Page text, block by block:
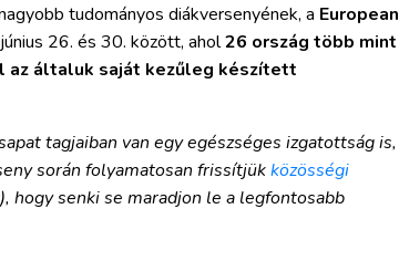
tudományos diákversenyének, a European
26. és 30. között, ahol26 ország több mint
az általuk saját kezűleg készített
tagjaiban van egy egészséges izgatottság is,
során folyamatosan frissítjükközösségi
hogy senki se maradjon le a legfontosabb